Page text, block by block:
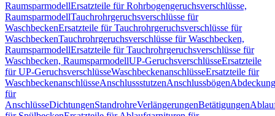
RaumsparmodellErsatzteile für Rohrbogengeruchsverschlüsse,
RaumsparmodellTauchrohrgeruchsverschlüsse für
WaschbeckenErsatzteile für Tauchrohrgeruchsverschlüsse für
WaschbeckenTauchrohrgeruchsverschlüsse für Waschbecken,
RaumsparmodellErsatzteile für Tauchrohrgeruchsverschlüsse für
Waschbecken, RaumsparmodellUP-GeruchsverschlüsseErsatzteile
für UP-GeruchsverschlüsseWaschbeckenanschlüsseErsatzteile für
WaschbeckenanschlüsseAnschlussstutzenAnschlussbögen
für
AnschlüsseDichtungenStandrohreVerlängerungenBetätigungen